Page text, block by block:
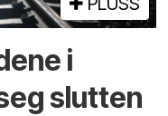
i
slutten